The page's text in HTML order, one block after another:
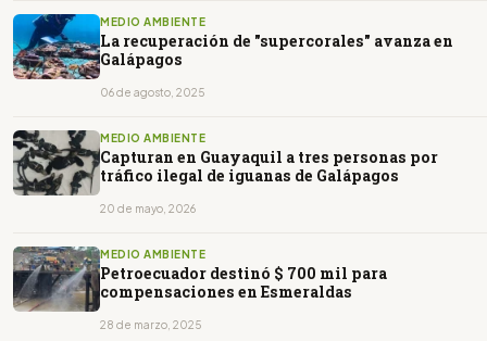
MEDIO AMBIENTE
La recuperación de "supercorales" avanza en
Galápagos
06 de agosto, 2025
MEDIO AMBIENTE
Capturan en Guayaquil a tres personas por
tráfico ilegal de iguanas de Galápagos
20 de mayo, 2026
MEDIO AMBIENTE
Petroecuador destinó $ 700 mil para
compensaciones en Esmeraldas
28 de marzo, 2025